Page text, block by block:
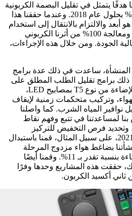
لأنفسنا هدفًا يتمثل في تقليل البصمة الكربونية
لمنشأة الإنتاج لدينا بنسبة 20% بحلول عام 2018. وعندما حققنا هذا
أبعد والالتزام بالانتقال إلى استخدام
100% من الكهرباء المتجددة ومعالجة 100% من أثرنا الكربوني
الجودة. ومن خلال هذه الإجراءات،
ساعدت في ذلك عدة برامج
ذلك برامج تقليل الطلب المطلق على
الطاقة عن طريق استبدال الإضاءة من نوع T5 بمصابيح LED،
وتركيب متحكمات زمنية لإيقاف
نوافير المياه الشرب. كما واصلنا
لمساعدتنا في تتبع وفهم نقاط
وتحديد فرص التخفيض للتركيز
المستهدف عليها. ففي عام 2021، على سبيل المثال، قمنا باستبدال
بضاغط هواء مزدوج المرحلة
وعالي الكفاءة وتحسين الكفاءة بنسبة تقدر بـ 11%. وقمنا أيضًا
حققت هذه المشاريع وحدها وفرًا